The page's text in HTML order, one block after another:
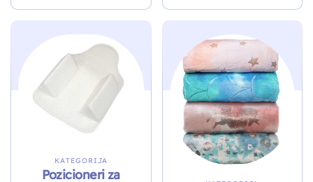
KATEGORIJA
Pozicioneri za